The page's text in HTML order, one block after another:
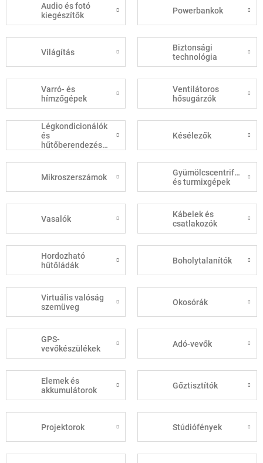
Audio és fotó
kiegészítők
Powerbankok
Világítás
Biztonsági
technológia
Varró- és
hímzőgépek
Ventilátoros
hősugárzók
Légkondicionálók
és
hűtőberendezések
Késélezők
Mikroszerszámok
Gyümölcscentrifugák
és turmixgépek
Vasalók
Kábelek és
csatlakozók
Hordozható
hűtőládák
Boholytalanítók
Virtuális valóság
szemüveg
Okosórák
GPS-
vevőkészülékek
Adó-vevők
Elemek és
akkumulátorok
Gőztisztítók
Projektorok Stúdiófények